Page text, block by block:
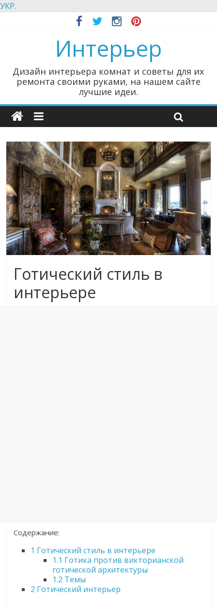
УКР.
Интерьер
Дизайн интерьера комнат и советы для их
ремонта своими руками, на нашем сайте
лучшие идеи.
Готический стиль в
интерьере
Содержание:
1 Готический стиль в интерьере
1.1 Готика против викторианской
готической архитектуры
1.2 Темы
2 Готический интерьер